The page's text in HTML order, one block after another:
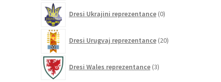
Dresi Ukrajini reprezentance 0izdelkov
Dresi Urugvaj reprezentance 20izdelkov
Dresi Wales reprezentance 3izdelki